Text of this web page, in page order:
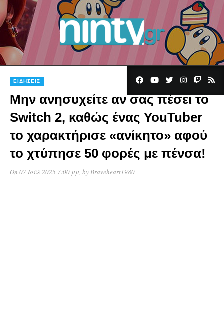
ΕΙΔΉΣΕΙΣ
Μην ανησυχείτε αν σας πέσει το
Switch 2, καθώς ένας YouTuber
το χαρακτήρισε «ανίκητο» αφού
το χτύπησε 50 φορές με πένσα!
On 07 Ιούλ 2025 7:00 μμ , by Braveheart1980